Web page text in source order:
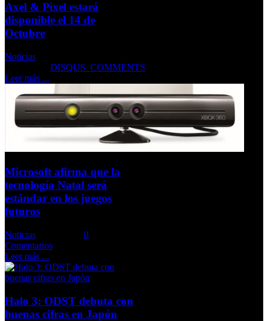
Axel & Pixel estará
disponible el 14 de
Octubre
Noticias
DISQUS_COMMENTS
Leer más ...
Microsoft afirma que la
tecnología Natal será
estándar en los juegos
futuros
Noticias
0
Comentarios
Leer más ...
Halo 3: ODST debuta con
buenas cifras en Japón